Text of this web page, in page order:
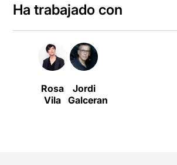
Ha trabajado con
Rosa
Vila
Jordi
Galceran